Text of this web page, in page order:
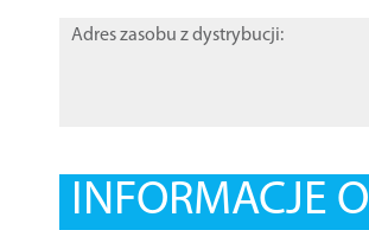
Adres zasobu z dystrybucji:
INFORMACJE